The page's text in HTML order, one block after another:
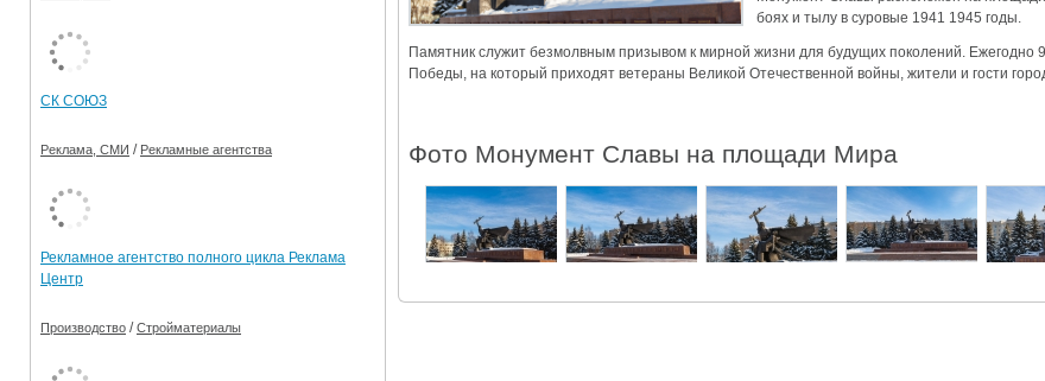
боях и тылу в суровые 1941 1945 годы.
Памятник служит безмолвным призывом к мирной жизни для будущих поколений. Ежегодно
Победы, на который приходят ветераны Великой Отечественной войны, жители и гости
Фото Монумент Славы на площади Мира
СК СОЮЗ
Реклама, СМИ / Рекламные агентства
Рекламное агентство полного цикла Реклама
Центр
Производство /Стройматериалы